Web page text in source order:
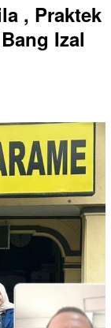
, Praktek
Izal